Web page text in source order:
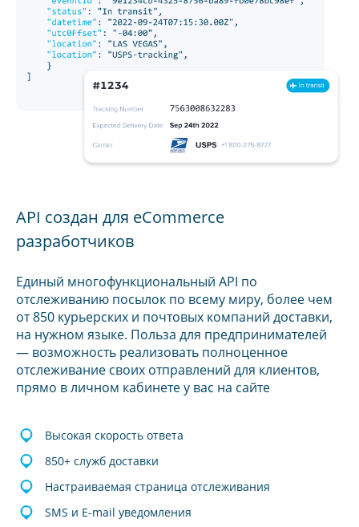
API создан для eCommerce
разработчиков
Единый многофункциональный API по
отслеживанию посылок по всему миру, более чем
от 850 курьерских и почтовых компаний доставки,
на нужном языке. Польза для предпринимателей
— возможность реализовать полноценное
отслеживание своих отправлений для клиентов,
прямо в личном кабинете у вас на сайте
Высокая скорость ответа
850+ служб доставки
Настраиваемая страница отслеживания
SMS и E-mail уведомления